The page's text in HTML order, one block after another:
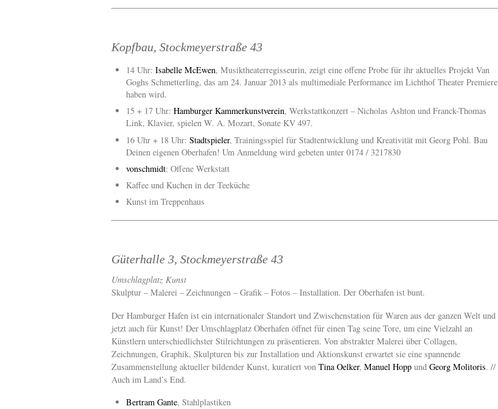
Kopfbau, Stockmeyerstraße 43
14 Uhr: Isabelle McEwen, Musiktheaterregisseurin, zeigt eine offene Probe für ihr aktuelles Projekt Van
Goghs Schmetterling, das am 24. Januar 2013 als multimediale Performance im Lichthof Theater Premiere
haben wird.
15 + 17 Uhr: Hamburger Kammerkunstverein, Werkstattkonzert – Nicholas Ashton und Franck-Thomas
Link, Klavier, spielen W. A. Mozart, Sonate KV 497.
16 Uhr + 18 Uhr: Stadtspieler, Trainingsspiel für Stadtentwicklung und Kreativität mit Georg Pohl. Bau
Deinen eigenen Oberhafen! Um Anmeldung wird gebeten unter 0174 / 3217830
vonschmidt: Offene Werkstatt
Kaffee und Kuchen in der Teeküche
Kunst im Treppenhaus
Güterhalle 3, Stockmeyerstraße 43
Umschlagplatz Kunst
Skulptur – Malerei – Zeichnungen – Grafik – Fotos – Installation. Der Oberhafen ist bunt.
Der Hamburger Hafen ist ein internationaler Standort und Zwischenstation für Waren aus der ganzen Welt und
jetzt auch für Kunst! Der Umschlagplatz Oberhafen öffnet für einen Tag seine Tore, um eine Vielzahl an
Künstlern unterschiedlichster Stilrichtungen zu präsentieren. Von abstrakter Malerei über Collagen,
Zeichnungen, Graphik, Skulpturen bis zur Installation und Aktionskunst erwartet sie eine spannende
Zusammenstellung aktueller bildender Kunst, kuratiert von Tina Oelker, Manuel Hopp und Georg Molitoris. //
Auch im Land’s End.
Bertram Gante, Stahlplastiken